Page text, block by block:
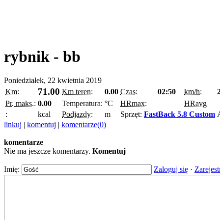
rybnik - bb
Poniedziałek, 22 kwietnia 2019
Km:
71.00 Km teren: 0.00 Czas: 02:50 km/h:
Pr. maks.: 0.00 Temperatura: °C HRmax:
HRavg
:
kcal Podjazdy: m Sprzęt: FastBack 5.8 Custom
linkuj | komentuj | komentarze(0)
komentarze
Nie ma jeszcze komentarzy. Komentuj
Imię: Zaloguj się ·